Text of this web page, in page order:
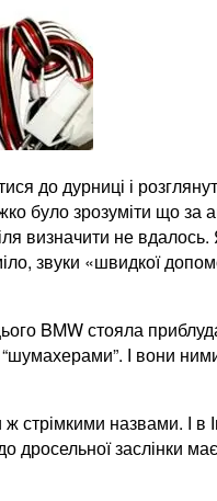
до дурниці і
було зрозуміти що за
не вдалось.
звуки «швидкої
BMW стояла
І вони
назвами. І в
заслінки